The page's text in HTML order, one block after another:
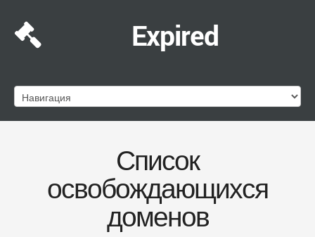
Expired
Список
освобождающихся
доменов